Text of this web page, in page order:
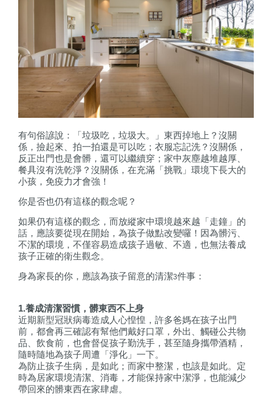
有句俗諺說：「垃圾吃，垃圾大。」東西掉地上？沒關
係，撿起來、拍一拍還是可以吃；衣服忘記洗？沒關係，
反正出門也是會髒，還可以繼續穿；家中灰塵越堆越厚、
餐具沒有洗乾淨？沒關係，在充滿「挑戰」環境下長大的
小孩，免疫力才會強！
你是否也仍有這樣的觀念呢？
如果仍有這樣的觀念，而放縱家中環境越來越「走鐘」的
話，應該要從現在開始，為孩子做點改變囉！因為髒污、
不潔的環境，不僅容易造成孩子過敏、不適，也無法養成
孩子正確的衛生觀念。
身為家長的你，應該為孩子留意的清潔3件事：
1.養成清潔習慣，髒東西不上身
近期新型冠狀病毒造成人心惶惶，許多爸媽在孩子出門
前，都會再三確認有幫他們戴好口罩，外出、觸碰公共物
品、飲食前，也會督促孩子勤洗手，甚至隨身攜帶酒精，
隨時隨地為孩子周遭「淨化」一下。
為防止孩子生病，是如此；而家中整潔，也該是如此。定
時為居家環境清潔、消毒，才能保持家中潔淨，也能減少
帶回來的髒東西在家肆虐。